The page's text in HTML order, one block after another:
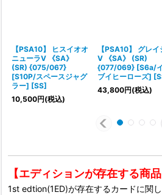
【PSA10】 ヒスイオオ
ニューラV 《SA》
(SR) {075/067}
[S10P/スペースジャグ
ラー] [SS]
10,500円(税込)
【PSA10】 グレイ
V 《SA》 (SR)
{077/069} [S6a/
ブイヒーローズ]
43,800円(税込)
【エディションが存在する商品
1st edtion(1ED)が存在するカードに関